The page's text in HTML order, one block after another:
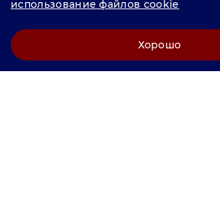
использование файлов cookie
Хорошо